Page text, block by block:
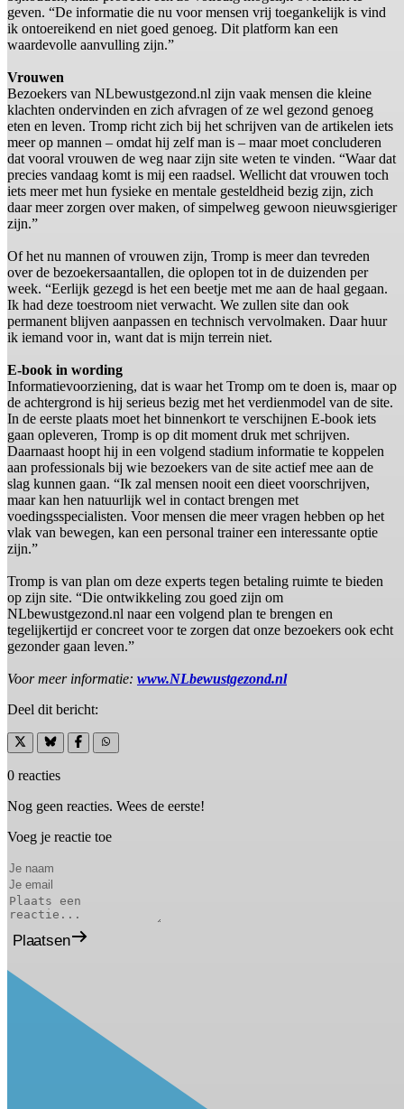
geven. “De informatie die nu voor mensen vrij toegankelijk is vind
ik ontoereikend en niet goed genoeg. Dit platform kan een
waardevolle aanvulling zijn.”
Vrouwen
Bezoekers van NLbewustgezond.nl zijn vaak mensen die kleine
klachten ondervinden en zich afvragen of ze wel gezond genoeg
eten en leven. Tromp richt zich bij het schrijven van de artikelen iets
meer op mannen – omdat hij zelf man is – maar moet concluderen
dat vooral vrouwen de weg naar zijn site weten te vinden. “Waar dat
precies vandaag komt is mij een raadsel. Wellicht dat vrouwen toch
iets meer met hun fysieke en mentale gesteldheid bezig zijn, zich
daar meer zorgen over maken, of simpelweg gewoon nieuwsgieriger
zijn.”
Of het nu mannen of vrouwen zijn, Tromp is meer dan tevreden
over de bezoekersaantallen, die oplopen tot in de duizenden per
week. “Eerlijk gezegd is het een beetje met me aan de haal gegaan.
Ik had deze toestroom niet verwacht. We zullen site dan ook
permanent blijven aanpassen en technisch vervolmaken. Daar huur
ik iemand voor in, want dat is mijn terrein niet.
E-book in wording
Informatievoorziening, dat is waar het Tromp om te doen is, maar op
de achtergrond is hij serieus bezig met het verdienmodel van de site.
In de eerste plaats moet het binnenkort te verschijnen E-book iets
gaan opleveren, Tromp is op dit moment druk met schrijven.
Daarnaast hoopt hij in een volgend stadium informatie te koppelen
aan professionals bij wie bezoekers van de site actief mee aan de
slag kunnen gaan. “Ik zal mensen nooit een dieet voorschrijven,
maar kan hen natuurlijk wel in contact brengen met
voedingsspecialisten. Voor mensen die meer vragen hebben op het
vlak van bewegen, kan een personal trainer een interessante optie
zijn.”
Tromp is van plan om deze experts tegen betaling ruimte te bieden
op zijn site. “Die ontwikkeling zou goed zijn om
NLbewustgezond.nl naar een volgend plan te brengen en
tegelijkertijd er concreet voor te zorgen dat onze bezoekers ook echt
gezonder gaan leven.”
Voor meer informatie: www.NLbewustgezond.nl
Deel dit bericht:
0 reacties
Nog geen reacties. Wees de eerste!
Voeg je reactie toe
Plaatsen